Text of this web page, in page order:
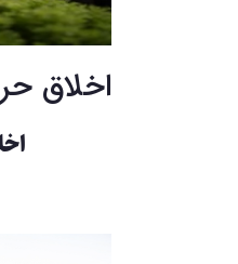
اخلاق